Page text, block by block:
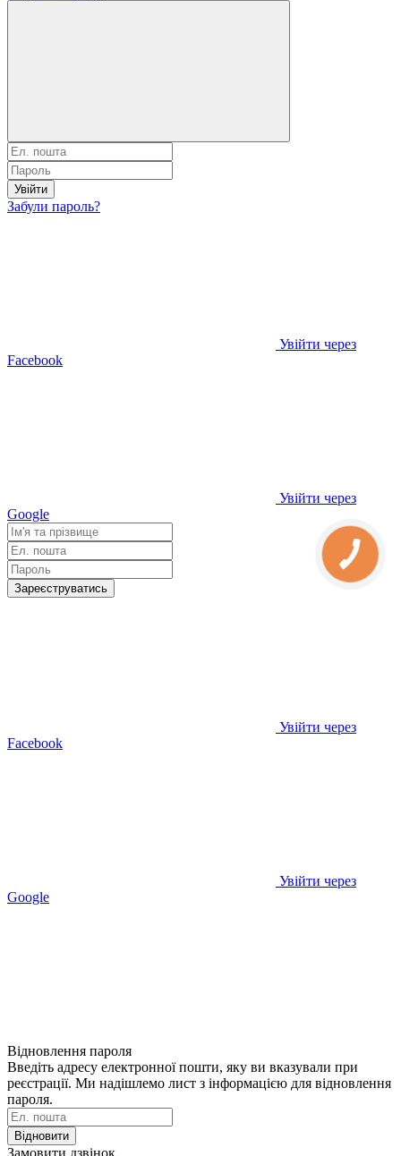
Увійти
Забули пароль?
Увійти через
Facebook
Увійти через
Google
Зареєструватись
Увійти через
Facebook
Увійти через
Google
Відновлення пароля
Введіть адресу електронної пошти, яку ви вказували при
реєстрації. Ми надішлемо лист з інформацією для відновлення
пароля.
Відновити
Замовити дзвінок